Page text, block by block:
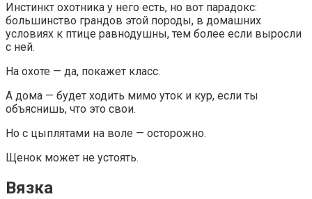
Инстинкт охотника у него есть, но вот парадокс:
большинство грандов этой породы, в домашних
условиях к птице равнодушны, тем более если выросли
с ней.
На охоте — да, покажет класс.
А дома — будет ходить мимо уток и кур, если ты
объяснишь, что это свои.
Но с цыплятами на воле — осторожно.
Щенок может не устоять.
Вязка